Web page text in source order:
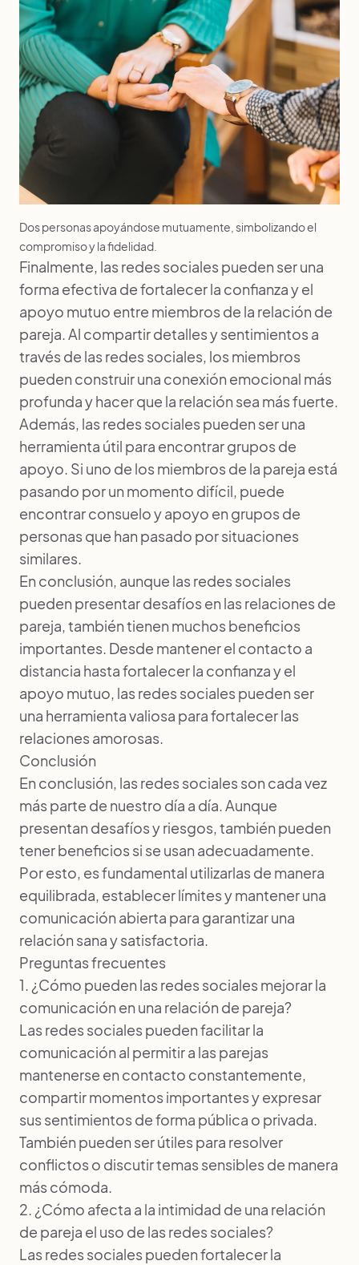
Dos personas apoyándose mutuamente, simbolizando el
compromiso y la fidelidad.
Finalmente, las redes sociales pueden ser una
forma efectiva de fortalecer la confianza y el
apoyo mutuo entre miembros de la relación de
pareja. Al compartir detalles y sentimientos a
través de las redes sociales, los miembros
pueden construir una conexión emocional más
profunda y hacer que la relación sea más fuerte.
Además, las redes sociales pueden ser una
herramienta útil para encontrar grupos de
apoyo. Si uno de los miembros de la pareja está
pasando por un momento difícil, puede
encontrar consuelo y apoyo en grupos de
personas que han pasado por situaciones
similares.
En conclusión, aunque las redes sociales
pueden presentar desafíos en las relaciones de
pareja, también tienen muchos beneficios
importantes. Desde mantener el contacto a
distancia hasta fortalecer la confianza y el
apoyo mutuo, las redes sociales pueden ser
una herramienta valiosa para fortalecer las
relaciones amorosas.
Conclusión
En conclusión, las redes sociales son cada vez
más parte de nuestro día a día. Aunque
presentan desafíos y riesgos, también pueden
tener beneficios si se usan adecuadamente.
Por esto, es fundamental utilizarlas de manera
equilibrada, establecer límites y mantener una
comunicación abierta para garantizar una
relación sana y satisfactoria.
Preguntas frecuentes
1. ¿Cómo pueden las redes sociales mejorar la
comunicación en una relación de pareja?
Las redes sociales pueden facilitar la
comunicación al permitir a las parejas
mantenerse en contacto constantemente,
compartir momentos importantes y expresar
sus sentimientos de forma pública o privada.
También pueden ser útiles para resolver
conflictos o discutir temas sensibles de manera
más cómoda.
2. ¿Cómo afecta a la intimidad de una relación
de pareja el uso de las redes sociales?
Las redes sociales pueden fortalecer la